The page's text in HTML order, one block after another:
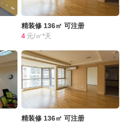
精装修 136㎡ 可注册
4 元/㎡*天
精装修 136㎡ 可注册